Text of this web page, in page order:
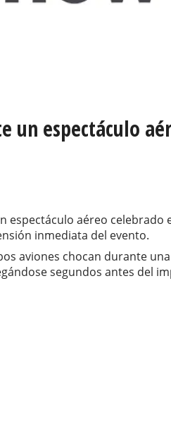
espectáculo
aéreo celebrado
inmediata del evento.
aviones chocan durante
segundos antes del